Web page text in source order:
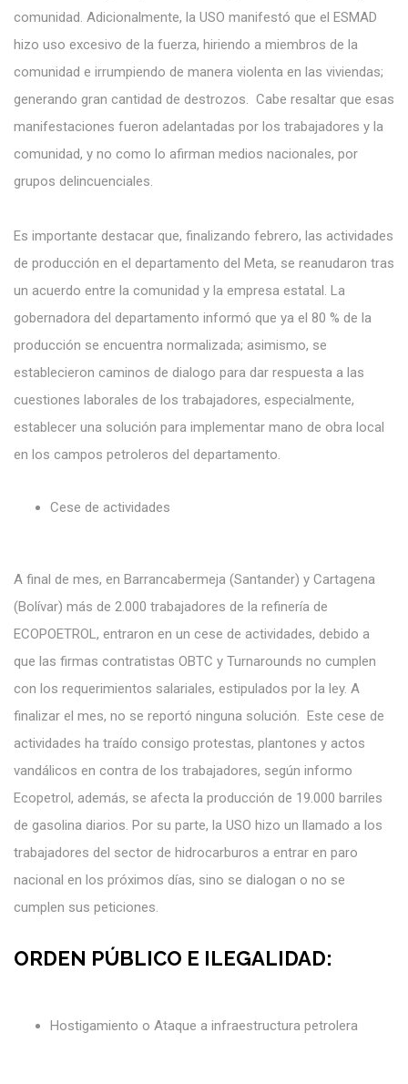
comunidad. Adicionalmente, la USO manifestó que el ESMAD
hizo uso excesivo de la fuerza, hiriendo a miembros de la
comunidad e irrumpiendo de manera violenta en las viviendas;
generando gran cantidad de destrozos. Cabe resaltar que esas
manifestaciones fueron adelantadas por los trabajadores y la
comunidad, y no como lo afirman medios nacionales, por
grupos delincuenciales.
Es importante destacar que, finalizando febrero, las actividades
de producción en el departamento del Meta, se reanudaron tras
un acuerdo entre la comunidad y la empresa estatal. La
gobernadora del departamento informó que ya el 80 % de la
producción se encuentra normalizada; asimismo, se
establecieron caminos de dialogo para dar respuesta a las
cuestiones laborales de los trabajadores, especialmente,
establecer una solución para implementar mano de obra local
en los campos petroleros del departamento.
Cese de actividades
A final de mes, en Barrancabermeja (Santander) y Cartagena
(Bolívar) más de 2.000 trabajadores de la refinería de
ECOPOETROL, entraron en un cese de actividades, debido a
que las firmas contratistas OBTC y Turnarounds no cumplen
con los requerimientos salariales, estipulados por la ley. A
finalizar el mes, no se reportó ninguna solución. Este cese de
actividades ha traído consigo protestas, plantones y actos
vandálicos en contra de los trabajadores, según informo
Ecopetrol, además, se afecta la producción de 19.000 barriles
de gasolina diarios. Por su parte, la USO hizo un llamado a los
trabajadores del sector de hidrocarburos a entrar en paro
nacional en los próximos días, sino se dialogan o no se
cumplen sus peticiones.
ORDEN PÚBLICO E ILEGALIDAD:
Hostigamiento o Ataque a infraestructura petrolera